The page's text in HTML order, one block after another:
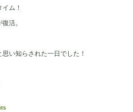
ム！
活。
い知らされた一日でした！